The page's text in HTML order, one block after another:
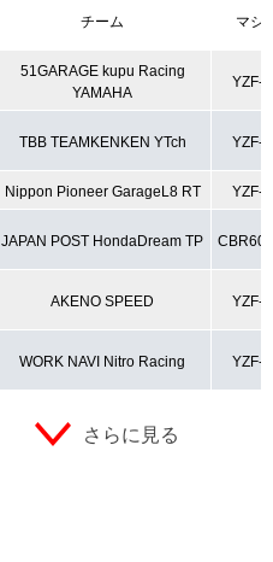
チーム マシ
51GARAGE kupu Racing
YAMAHA
YZF-
TBB TEAMKENKEN YTch YZF-
Nippon Pioneer GarageL8 RT YZF-
JAPAN POST HondaDream TP
AKENO SPEED YZF-
WORK NAVI Nitro Racing YZF-
さらに見る